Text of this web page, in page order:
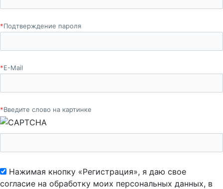
*Подтверждение пароля
*E-Mail
*Введите слово на картинке
Нажимая кнопку «Регистрация», я даю свое
согласие на обработку моих персональных данных, в